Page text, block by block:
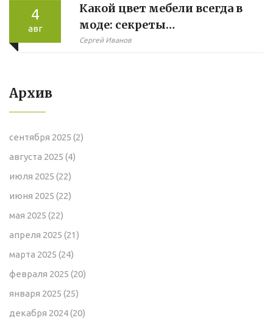
4
авг
Какой цвет мебели всегда в
моде: секреты
универсального выбора для
Сергей Иванов
Архив
сентября 2025 (2)
августа 2025 (4)
июля 2025 (22)
июня 2025 (22)
мая 2025 (22)
апреля 2025 (21)
марта 2025 (24)
февраля 2025 (20)
января 2025 (25)
декабря 2024(20)